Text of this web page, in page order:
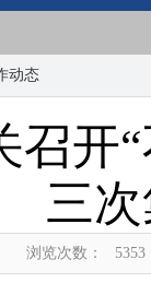
动态
召开
三
浏览次数： 5353